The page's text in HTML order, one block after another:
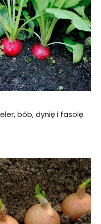
bób, dynię i fasolę.